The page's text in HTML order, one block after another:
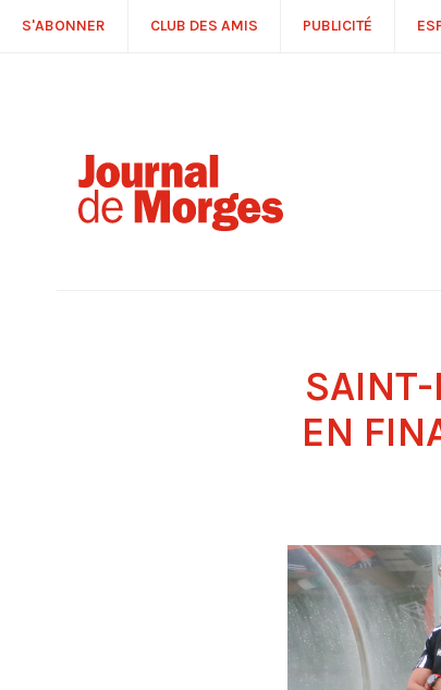
S'ABONNER CLUB DES AMIS PUBLICITÉ
SAINT-
EN